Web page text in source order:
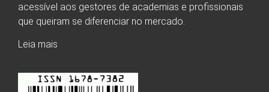
acessível aos gestores de academias e profissionais
que queiram se diferenciar no mercado.
Leia mais